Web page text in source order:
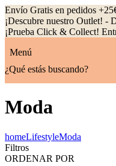
Envío Gratis en pedidos
¡Descubre nuestro Outlet! -
¡Prueba Click & Collect!
Menú
¿Qué estás buscando?
Moda
homeLifestyleModa
Filtros
ORDENAR POR